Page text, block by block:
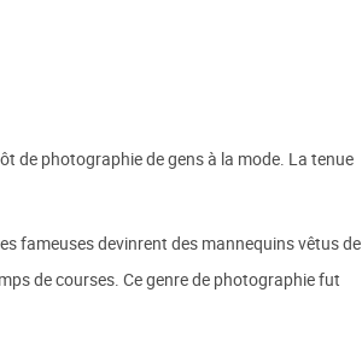
de photographie de gens à la mode. La tenue
fameuses devinrent des mannequins vêtus de
de courses. Ce genre de photographie fut